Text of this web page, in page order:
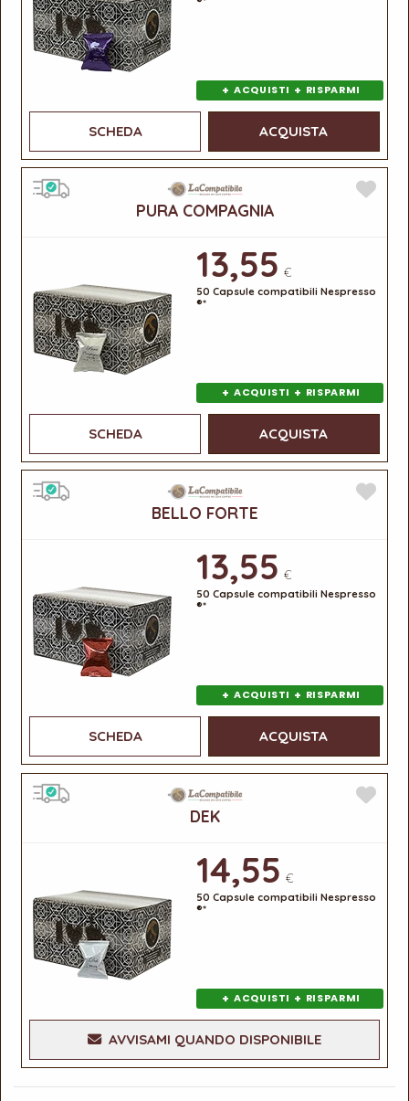
+ ACQUISTI + RISPARMI
SCHEDA ACQUISTA
PURA COMPAGNIA
13,55 €
50 Capsule compatibili Nespresso
®*
+ ACQUISTI + RISPARMI
SCHEDA ACQUISTA
BELLO FORTE
13,55 €
50 Capsule compatibili Nespresso
®*
+ ACQUISTI + RISPARMI
SCHEDA ACQUISTA
DEK
14,55 €
50 Capsule compatibili Nespresso
®*
+ ACQUISTI + RISPARMI
AVVISAMI QUANDO DISPONIBILE